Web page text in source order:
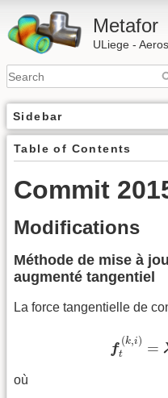
Metafor
ULiege -
Sidebar
Table of Contents
Commit
Modifications
Méthode de mise à
augmenté tangentiel
La force tangentielle de
f
(k,i)
t =
t(k,i
où